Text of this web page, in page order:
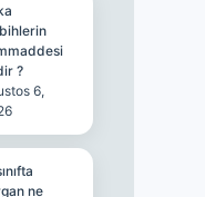
?
6,
ne